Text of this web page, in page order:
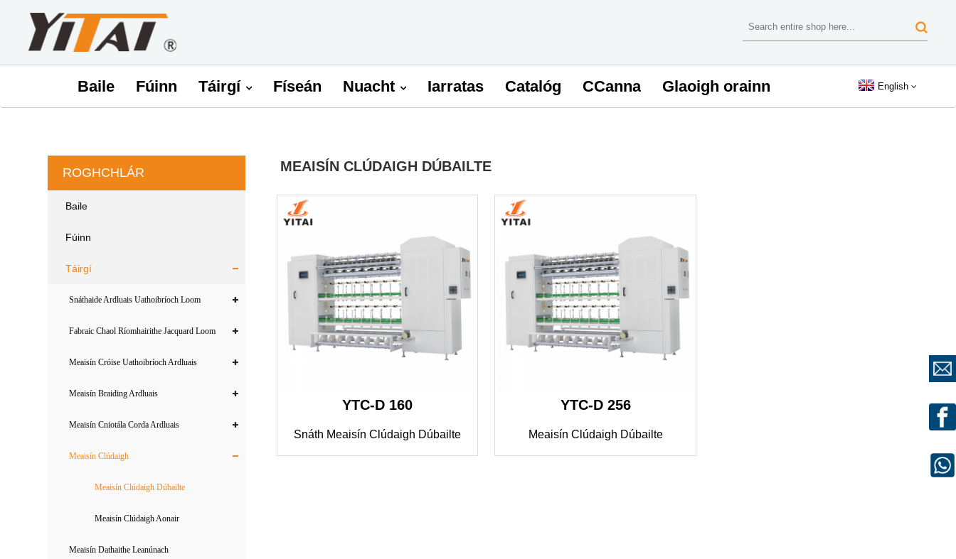
Baile Fúinn Táirgí Físeán Nuacht Iarratas Catalóg CCanna Glaoigh orainn English
ROGHCHLÁR
Baile
Fúinn
Táirgí
Snáthaide Ardluais Uathoibríoch Loom
Fabraic Chaol Ríomhairithe Jacquard Loom
Meaisín Cróise Uathoibríoch Ardluais
Meaisín Braiding Ardluais
Meaisín Cniotála Corda Ardluais
Meaisín Clúdaigh
Meaisín Clúdaigh Dúbailte
Meaisín Clúdaigh Aonair
Meaisín Dathaithe Leanúnach
MEAISÍN CLÚDAIGH DÚBAILTE
YTC-D 160
Snáth Meaisín Clúdaigh Dúbailte
YTC-D 256
Meaisín Clúdaigh Dúbailte